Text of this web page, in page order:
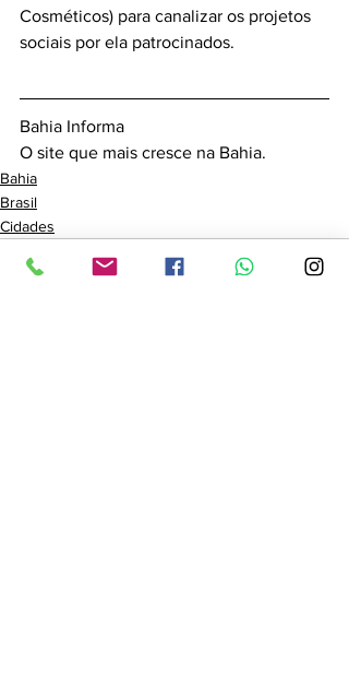
Cosméticos) para canalizar os projetos
sociais por ela patrocinados.
Bahia Informa
O site que mais cresce na Bahia.
Bahia
Brasil
Cidades